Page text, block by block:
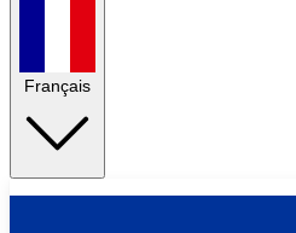
Français